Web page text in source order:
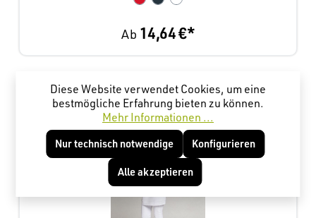
Ab 14,64 €*
Produktgalerie überspringen
Kunden haben sich ebenfalls angesehen
Diese Website verwendet Cookies, um eine
bestmögliche Erfahrung bieten zu können.
Mehr Informationen ...
Nur technisch notwendige Konfigurieren
Alle akzeptieren